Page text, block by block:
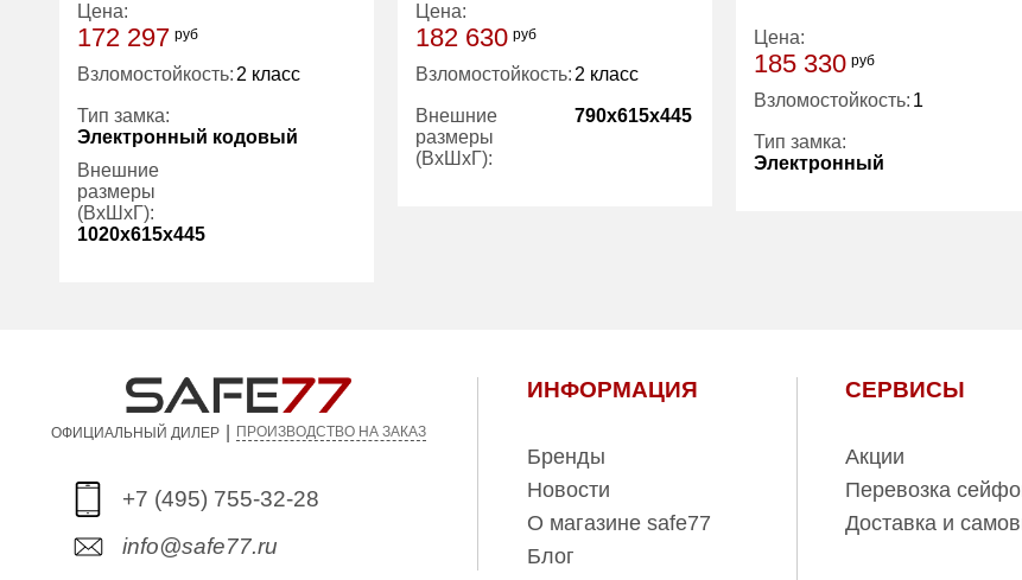
Цена:
172 297 руб
Взломостойкость: 2 класс
Тип замка:
Электронный кодовый
Внешние
размеры
(ВхШхГ):
1020x615x445
Гарантия: 5 лет
Цена:
182 630 руб
Взломостойкость: 2 класс
Внешние
размеры
(ВхШхГ):
790x615x445
Цена:
185 330 руб
Взломостойкость: 1
Тип замка:
Электронный
Гарантия:
ОФИЦИАЛЬНЫЙ ДИЛЕР | ПРОИЗВОДСТВО НА ЗАКАЗ
+7 (495) 755-32-28
info@safe77.ru
ИНФОРМАЦИЯ
Бренды
Новости
О магазине safe77
Блог
СЕРВИСЫ
Акции
Перевозка
Доставка и